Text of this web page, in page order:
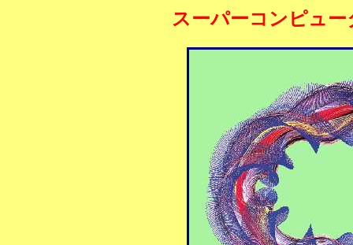
スーパーコンピュ